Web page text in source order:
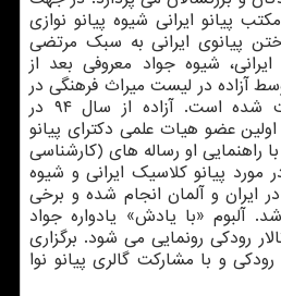
پیانو ایرانی شیوه پیانو نوازی
پیانوی ایرانی به سبك مرتضی
شیوه جواد معروفی بعد از
آزاده در لیست میراث فرهنگی در
خطر ناملموس كشور ثبت شده است. آزاده از سال ۹۴ در
اولین عضو هیات علمی دكترای پیانو
راهنمایی او رساله های (كارشناسی
مورد پیانو كلاسیك ایرانی و شیوه
ایران و آلمان انجام شده و برخی
آلبوم «با یادش» یادواره جواد
در تالار رودكی رونمایی می شود. برگزاری
و با مشاركت گالری پیانو نوا